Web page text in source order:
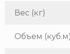
Вес (кг)
Объем (куб.м)